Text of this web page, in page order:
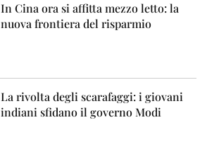
In Cina ora si affitta mezzo letto: la
nuova frontiera del risparmio
La rivolta degli scarafaggi: i giovani
indiani sfidano il governo Modi